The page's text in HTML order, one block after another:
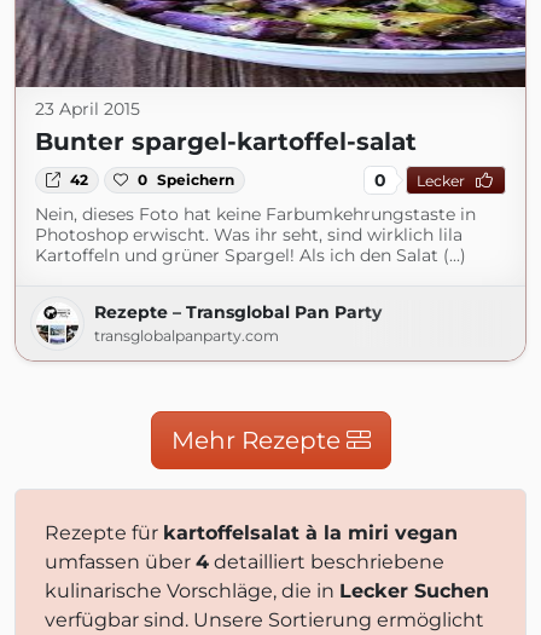
23 April 2015
Bunter spargel-kartoffel-salat
42 0 Speichern 0 Lecker
Nein, dieses Foto hat keine Farbumkehrungstaste in
Photoshop erwischt. Was ihr seht, sind wirklich lila
Kartoffeln und grüner Spargel! Als ich den Salat (...)
Rezepte – Transglobal Pan Party
transglobalpanparty.com
Mehr Rezepte
Rezepte für kartoffelsalat à la miri vegan
umfassen über 4 detailliert beschriebene
kulinarische Vorschläge, die in Lecker Suchen
verfügbar sind. Unsere Sortierung ermöglicht